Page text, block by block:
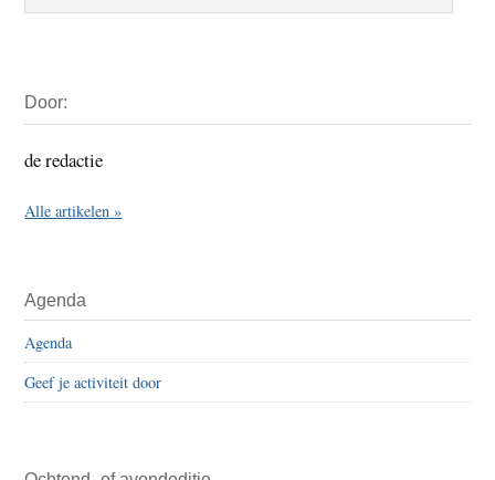
Sidebar
Door:
de redactie
Alle artikelen »
Agenda
Agenda
Geef je activiteit door